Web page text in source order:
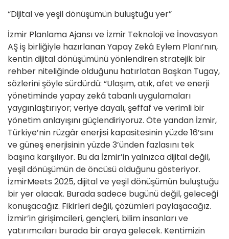
“Dijital ve yeşil dönüşümün buluştuğu yer”
İzmir Planlama Ajansı ve İzmir Teknoloji ve İnovasyon
AŞ iş birliğiyle hazırlanan Yapay Zekâ Eylem Planı’nın,
kentin dijital dönüşümünü yönlendiren stratejik bir
rehber niteliğinde olduğunu hatırlatan Başkan Tugay,
sözlerini şöyle sürdürdü: “Ulaşım, atık, afet ve enerji
yönetiminde yapay zekâ tabanlı uygulamaları
yaygınlaştırıyor; veriye dayalı, şeffaf ve verimli bir
yönetim anlayışını güçlendiriyoruz. Öte yandan İzmir,
Türkiye’nin rüzgâr enerjisi kapasitesinin yüzde 16’sını
ve güneş enerjisinin yüzde 3’ünden fazlasını tek
başına karşılıyor. Bu da İzmir’in yalnızca dijital değil,
yeşil dönüşümün de öncüsü olduğunu gösteriyor.
İzmirMeets 2025, dijital ve yeşil dönüşümün buluştuğu
bir yer olacak. Burada sadece bugünü değil, geleceği
konuşacağız. Fikirleri değil, çözümleri paylaşacağız.
İzmir’in girişimcileri, gençleri, bilim insanları ve
yatırımcıları burada bir araya gelecek. Kentimizin